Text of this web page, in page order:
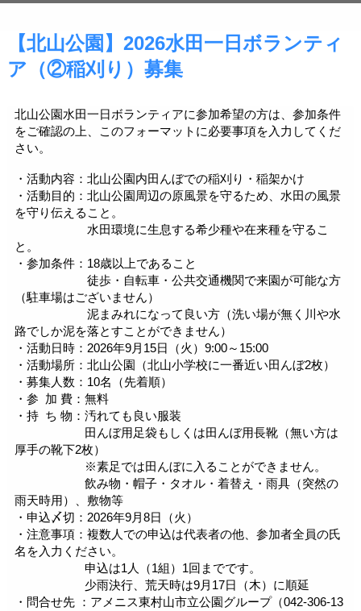
【北山公園】2026水田一日ボランティ
ア（②稲刈り）募集
北山公園水田一日ボランティアに参加希望の方は、参加条件
をご確認の上、このフォーマットに必要事項を入力してくだ
さい。
・活動内容：北山公園内田んぼでの稲刈り・稲架かけ
・活動目的：北山公園周辺の原風景を守るため、水田の風景
を守り伝えること。
水田環境に生息する希少種や在来種を守るこ
と。
・参加条件：18歳以上であること
徒歩・自転車・公共交通機関で来園が可能な方
（駐車場はございません）
泥まみれになって良い方（洗い場が無く川や水
路でしか泥を落とすことができません）
・活動日時：2026年9月15日（火）9:00～15:00
・活動場所：北山公園（北山小学校に一番近い田んぼ2枚）
・募集人数：10名（先着順）
・参 加 費：無料
・持 ち 物：汚れても良い服装
田んぼ用足袋もしくは田んぼ用長靴（無い方は
厚手の靴下2枚）
※素足では田んぼに入ることができません。
飲み物・帽子・タオル・着替え・雨具（突然の
雨天時用）、敷物等
・申込〆切：2026年9月8日（火）
・注意事項：複数人での申込は代表者の他、参加者全員の氏
名を入力ください。
申込は1人（1組）1回までです。
少雨決行、荒天時は9月17日（木）に順延
・問合せ先 ：アメニス東村山市立公園グループ（042-306-13